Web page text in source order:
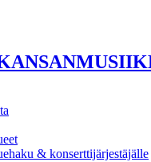
& konserttijärjestäjälle